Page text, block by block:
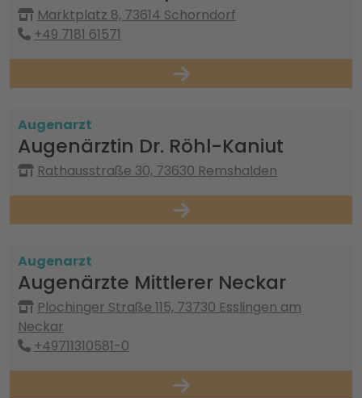
Marktplatz 8, 73614 Schorndorf
+49 7181 61571
Augenarzt
Augenärztin Dr. Röhl-Kaniut
Rathausstraße 30, 73630 Remshalden
Augenarzt
Augenärzte Mittlerer Neckar
Plochinger Straße 115, 73730 Esslingen am
Neckar
+49711310581-0